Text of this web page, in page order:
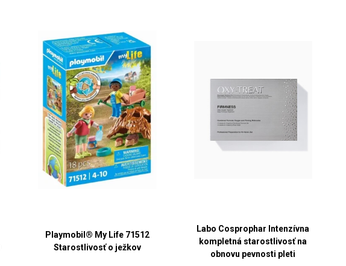
Playmobil® My Life 71512
Starostlivosť o ježkov
Labo Cosprophar Intenzívna
kompletná starostlivosť na
obnovu pevnosti pleti